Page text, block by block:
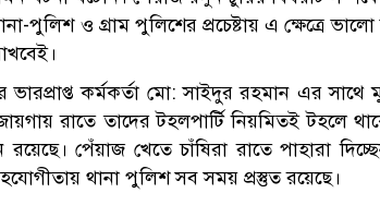
পুলিশ ও গ্রাম পুলিশের প্রচেষ্টায় এ ক্ষেত্রে
ভারপ্রাপ্ত কর্মকর্তা মো: সাইদুর রহমান এর
জায়গায় রাতে তাদের টহলপার্টি নিয়মিতই টহলে
রয়েছে। পেঁয়াজ খেতে চাঁষিরা রাতে পাহারা
থানা পুলিশ সব সময় প্রস্তুত রয়েছে।